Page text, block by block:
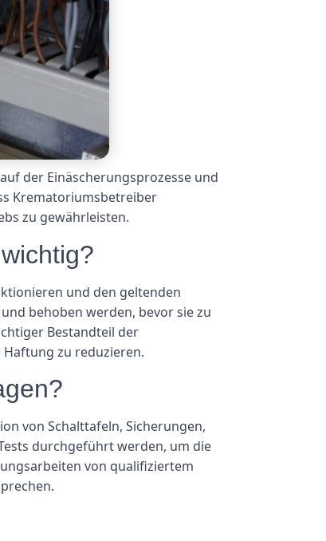
der Einäscherungsprozesse und
Krematoriumsbetreiber
zu gewährleisten.
und den geltenden
behoben werden, bevor sie zu
Bestandteil der
zu reduzieren.
von Schalttafeln, Sicherungen,
durchgeführt werden, um die
von qualifiziertem